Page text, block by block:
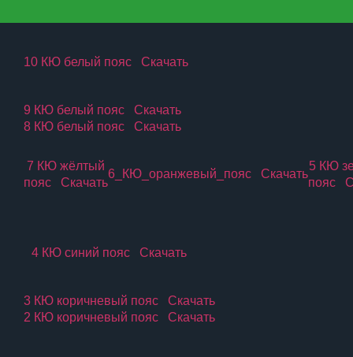
10 КЮ белый пояс Скачать
9 КЮ белый пояс
Скачать
8 КЮ белый пояс
Скачать
7 КЮ жёлтый
пояс
Скачать
6_КЮ_оранжевый_пояс Скачать
5 КЮ
пояс
4 КЮ синий пояс Скачать
3 КЮ коричневый пояс
Скачать
2 КЮ коричневый пояс
Скачать